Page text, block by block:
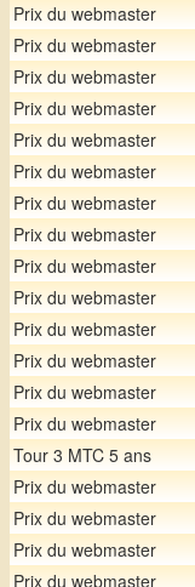
Prix du webmaster
Prix du webmaster
Prix du webmaster
Prix du webmaster
Prix du webmaster
Prix du webmaster
Prix du webmaster
Prix du webmaster
Prix du webmaster
Prix du webmaster
Prix du webmaster
Prix du webmaster
Prix du webmaster
Prix du webmaster
Tour 3 MTC 5 ans
Prix du webmaster
Prix du webmaster
Prix du webmaster
Prix du webmaster